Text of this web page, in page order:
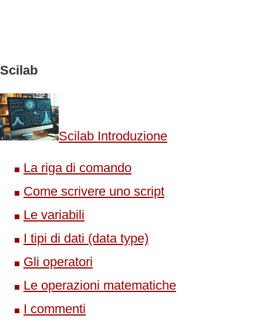
Scilab
Scilab Introduzione
La riga di comando
Come scrivere uno script
Le variabili
I tipi di dati (data type)
Gli operatori
Le operazioni matematiche
I commenti